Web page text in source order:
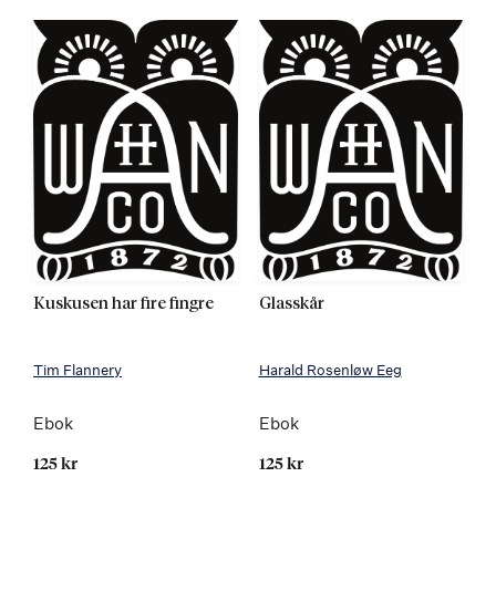
Kuskusen har fire fingre
Tim Flannery
Ebok
125 kr
Glasskår
Harald Rosenløw Eeg
Ebok
125 kr